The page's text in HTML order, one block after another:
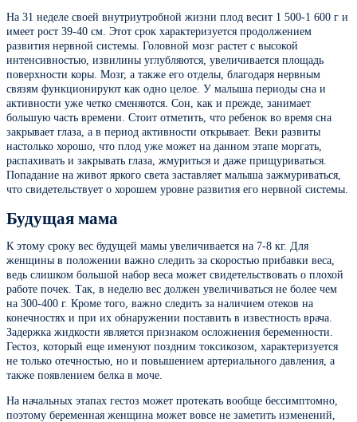
На 31 неделе своей внутриутробной жизни плод весит 1 500-1 600 г и
имеет рост 39-40 см. Этот срок характеризуется продолжением
развития нервной системы. Головной мозг растет с высокой
интенсивностью, извилины углубляются, увеличивается площадь
поверхности коры. Мозг, а также его отделы, благодаря нервным
связям функционируют как одно целое. У малыша периоды сна и
активности уже четко сменяются. Сон, как и прежде, занимает
большую часть времени. Стоит отметить, что ребенок во время сна
закрывает глаза, а в период активности открывает. Веки развиты
настолько хорошо, что плод уже может на данном этапе моргать,
распахивать и закрывать глаза, жмуриться и даже прищуриваться.
Попадание на живот яркого света заставляет малыша зажмуриваться,
что свидетельствует о хорошем уровне развития его нервной системы.
Будущая мама
К этому сроку вес будущей мамы увеличивается на 7-8 кг. Для
женщины в положении важно следить за скоростью прибавки веса,
ведь слишком большой набор веса может свидетельствовать о плохой
работе почек. Так, в неделю вес должен увеличиваться не более чем
на 300-400 г. Кроме того, важно следить за наличием отеков на
конечностях и при их обнаружении поставить в известность врача.
Задержка жидкости является признаком осложнения беременности.
Гестоз, который еще именуют поздним токсикозом, характеризуется
не только отечностью, но и повышением артериального давления, а
также появлением белка в моче.
На начальных этапах гестоз может протекать вообще бессимптомно,
поэтому беременная женщина может вовсе не заметить изменений,